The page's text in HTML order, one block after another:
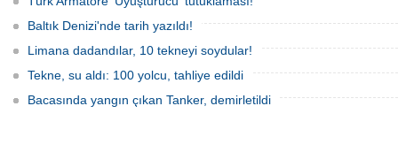
Baltık Denizi'nde tarih yazıldı!
Limana dadandılar, 10 tekneyi soydular!
Tekne, su aldı: 100 yolcu, tahliye edildi
Bacasında yangın çıkan Tanker, demirletildi